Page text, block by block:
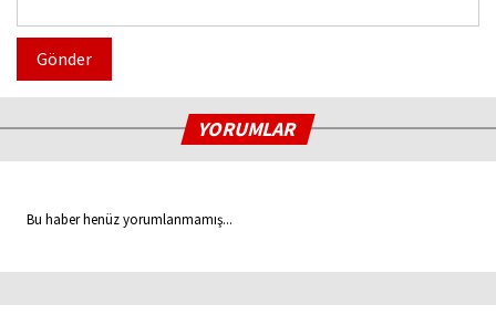
Gönder
YORUMLAR
Bu haber henüz yorumlanmamış...